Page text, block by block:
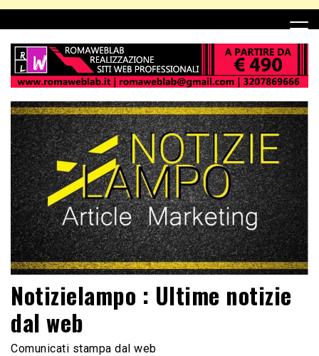
Notizielampo : Ultime notizie
dal web
Comunicati stampa dal web